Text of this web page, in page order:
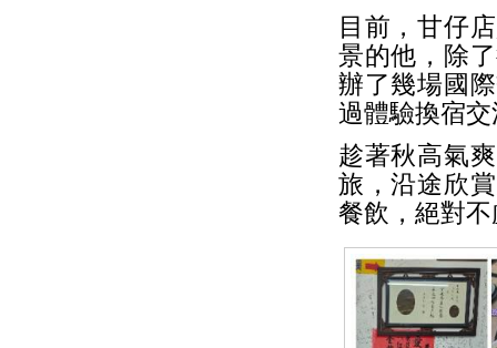
目前，甘仔
景的他，除
辦了幾場國
過體驗換宿
趁著秋高氣
旅，沿途欣
餐飲，絕對